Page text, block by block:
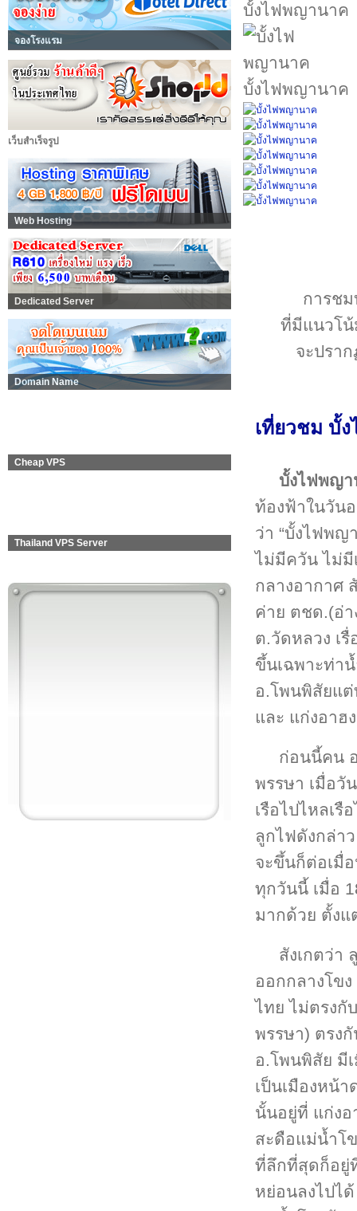
จองโรงแรม
เว็บสำเร็จรูป
Web Hosting
Dedicated Server
Domain Name
Cheap VPS
Thailand VPS Server
บั้งไฟพญานาค
บั้งไฟพญานาค
การช
ที่มีแนวโ
จะปรา
เที่ยวชม บั้
บั้งไฟพญา
ท้องฟ้าในวัน
ว่า “บั้งไฟพญ
ไม่มีควัน ไม่มี
กลางอากาศ
ค่าย ตชด.(อ่า
ต.วัดหลวง เ
ขึ้นเฉพาะท่า
อ.โพนพิสัยแต่
และ แก่งอาฮ
ก่อนนี้คน
พรรษา เมื่อวั
เรือไปไหลเรื
ลูกไฟดังกล่า
จะขึ้นก็ต่อเมื่
ทุกวันนี้ เมื่อ
มากด้วย ตั้ง
สังเกตว่า
ออกกลางโข
ไทย ไม่ตรงกั
พรรษา) ตรง
อ.โพนพิสัย มี
เป็นเมืองหน้
นั้นอยู่ที่ แก่งอ
สะดือแม่น้ำโ
ที่ลึกที่สุดก็อยู่
หย่อนลงไปไ